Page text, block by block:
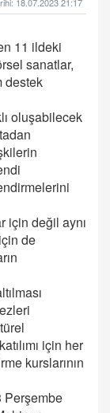
18.07.2023 21:17
11 ildeki
sanatlar,
destek
oluşabilecek
için değil aynı
de
için her
kurslarının
Perşembe